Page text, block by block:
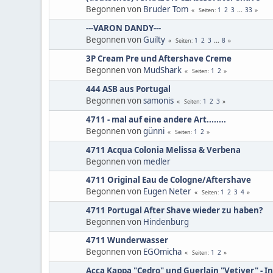
Begonnen von Bruder Tom Seiten 1 2 3 ... 33
---VARON DANDY---
Begonnen vonGuilty Seiten 1 2 3 ... 8
3P Cream Pre und Aftershave Creme
Begonnen von MudShark Seiten 1 2
444 ASB aus Portugal
Begonnen vonsamonis Seiten 1 2 3
4711 - mal auf eine andere Art........
Begonnen vongünni Seiten 1 2
4711 Acqua Colonia Melissa & Verbena
Begonnen von medler
4711 Original Eau de Cologne/Aftershave
Begonnen von Eugen Neter Seiten 1 2 3 4
4711 Portugal After Shave wieder zu haben?
Begonnen von Hindenburg
4711 Wunderwasser
Begonnen von EGOmicha Seiten 1 2
Acca Kappa "Cedro" und Guerlain "Vetiver" -